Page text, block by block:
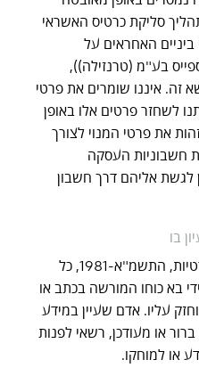
סליקת כרטיס האשראי
האחראים על
בע"מ (טרנזילה)),
זה. איננו שומרים את פרטי
לשחזר פרטים אלו באופן
את פרטי המנוי לצורך
חשבוניות העסקה
לגשת אליהם דרך חשבון
בו
על פי פרק ב' לחוק הגנת הפרטיות, התשמ"א-1981, כל
בא כוחו המורשה בכתב או
עליו. אדם שעיין במידע
או מעודכן, רשאי לפנות
או למוחקו.